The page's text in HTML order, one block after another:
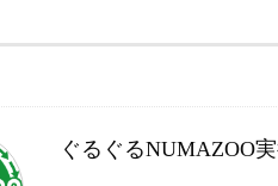
ぐるぐるNUMAZOO